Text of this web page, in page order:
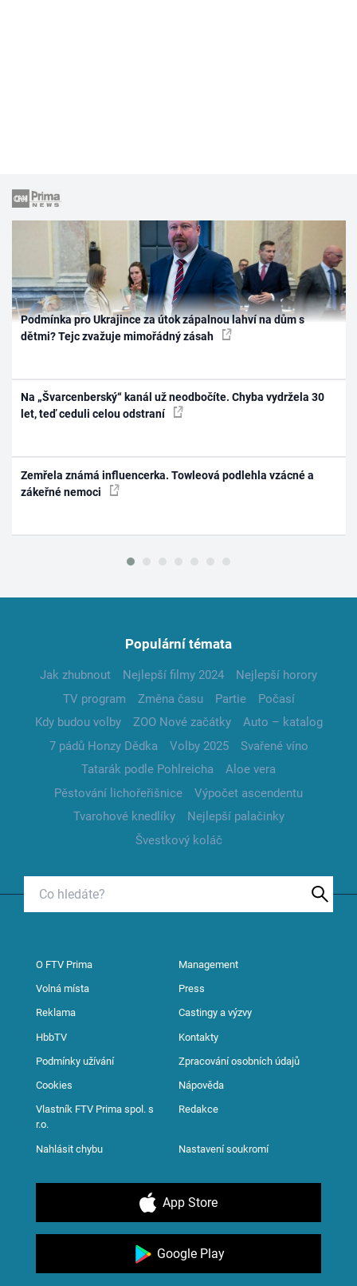
Podmínka pro Ukrajince za útok zápalnou lahví na dům s
dětmi? Tejc zvažuje mimořádný zásah
Na „Švarcenberský“ kanál už neodbočíte. Chyba vydržela 30
let, teď ceduli celou odstraní
Zemřela známá influencerka. Towleová podlehla vzácné a
zákeřné nemoci
Populární témata
Jak zhubnout Nejlepší filmy 2024
Nejlepší horory
TV program
Změna času Partie
Počasí
Kdy budou volby
ZOO Nové začátky
Auto – katalog
7 pádů Honzy Dědka
Volby 2025
Svařené víno
Tatarák podle Pohlreicha
Aloe vera
Pěstování lichořeřišnice
Výpočet ascendentu
Tvarohové knedlíky
Nejlepší palačinky
Švestkový koláč
O FTV Prima Management
Volná místa Press
Reklama Castingy a výzvy
HbbTV Kontakty
Podmínky užívání Zpracování osobních údajů
Cookies Nápověda
Vlastník FTV Prima spol. s
r.o.
Redakce
Nahlásit chybu Nastavení soukromí
App Store
Google Play